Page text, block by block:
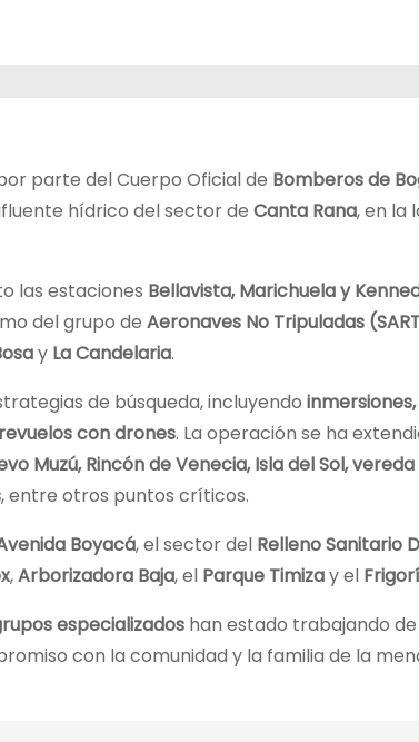
parte del Cuerpo Oficial de Bomberos de
hídrico del sector de Canta Rana, en la
las estaciones Bellavista, Marichuela y
del grupo de Aeronaves No Tripuladas
y La Candelaria.
de búsqueda, incluyendo
con drones. La operación se ha
Muzú, Rincón de Venecia, Isla del Sol, vereda
, entre otros puntos críticos.
Boyacá, el sector del Relleno Sanitario
,Arborizadora Baja, el Parque Timizay el
especializados han estado trabajando
con la comunidad y la familia de la